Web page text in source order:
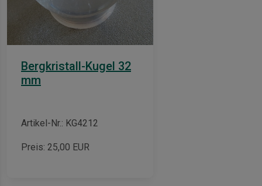
Bergkristall-Kugel 32
mm
Artikel-Nr.: KG4212
Preis: 25,00 EUR